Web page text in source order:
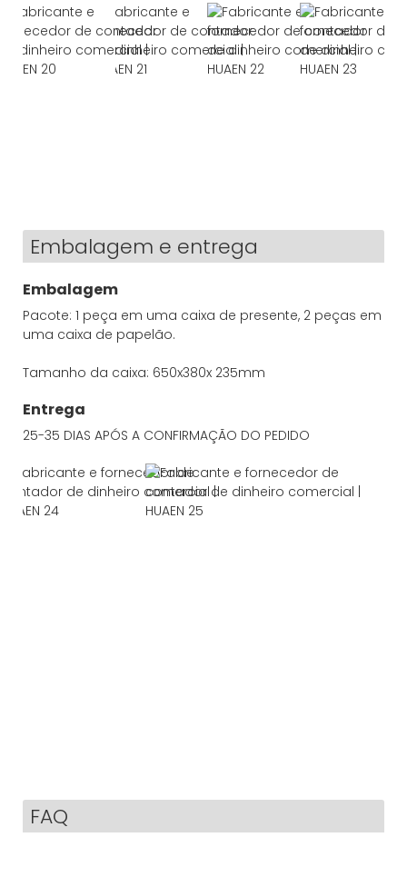
Embalagem e entrega
Embalagem
Pacote: 1 peça em uma caixa de presente, 2 peças em
uma caixa de papelão.
Tamanho da caixa: 650x380x 235mm
Entrega
25-35 DIAS APÓS A CONFIRMAÇÃO DO PEDIDO
FAQ